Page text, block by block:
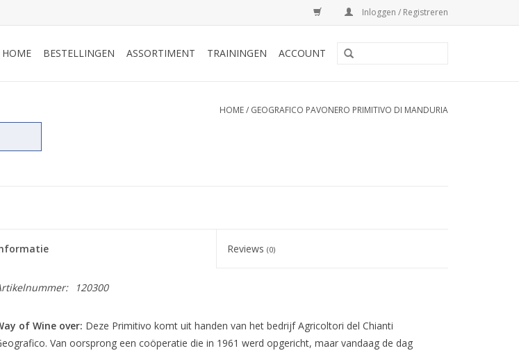
Inloggen / Registreren
HOME BESTELLINGEN ASSORTIMENT TRAININGEN ACCOUNT
HOME/ GEOGRAFICO PAVONERO PRIMITIVO DI MANDURIA
Reviews(0)
120300
of Wine over: Deze Primitivo komt uit handen van het bedrijf Agricoltori del Chianti
Van oorsprong een coöperatie die in 1961 werd opgericht, maar vandaag de dag